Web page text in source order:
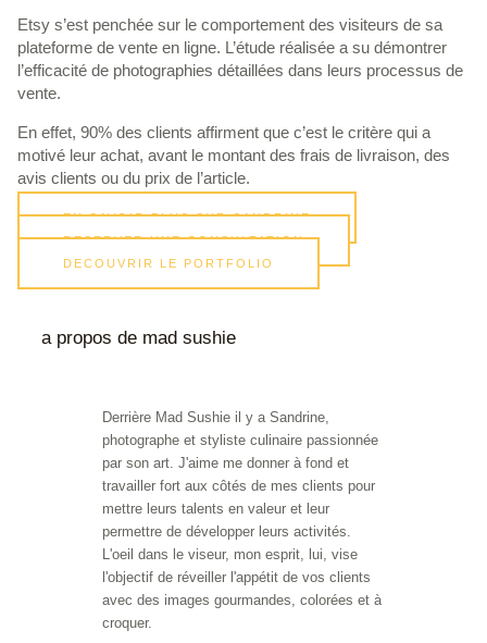
Etsy s’est penchée sur le comportement des visiteurs de sa
plateforme de vente en ligne. L’étude réalisée a su démontrer
l’efficacité de photographies détaillées dans leurs processus de
vente.
En effet, 90% des clients affirment que c’est le critère qui a
motivé leur achat, avant le montant des frais de livraison, des
avis clients ou du prix de l’article.
EN SAVOIR PLUS SUR SANDRINE
RESERVER UNE CONSULTATION
DECOUVRIR LE PORTFOLIO
a propos de mad sushie
Derrière Mad Sushie il y a Sandrine,
photographe et styliste culinaire passionnée
par son art. J'aime me donner à fond et
travailler fort aux côtés de mes clients pour
mettre leurs talents en valeur et leur
permettre de développer leurs activités.
L'oeil dans le viseur, mon esprit, lui, vise
l'objectif de réveiller l'appétit de vos clients
avec des images gourmandes, colorées et à
croquer.